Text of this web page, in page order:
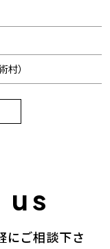
）
にご相談下さ